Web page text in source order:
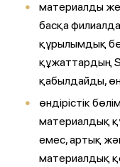
материалды
басқа
құрылымдық
құжаттардың
қабылдайды,
өндірістік
материалдық
емес, артық
материалдық